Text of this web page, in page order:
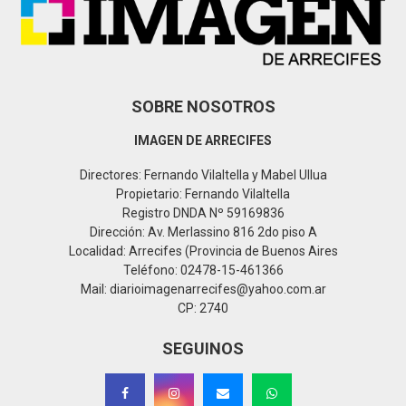
SOBRE NOSOTROS
IMAGEN DE ARRECIFES
Directores: Fernando Vilaltella y Mabel Ullua
Propietario: Fernando Vilaltella
Registro DNDA Nº 59169836
Dirección: Av. Merlassino 816 2do piso A
Localidad: Arrecifes (Provincia de Buenos Aires
Teléfono: 02478-15-461366
Mail: diarioimagenarrecifes@yahoo.com.ar
CP: 2740
SEGUINOS